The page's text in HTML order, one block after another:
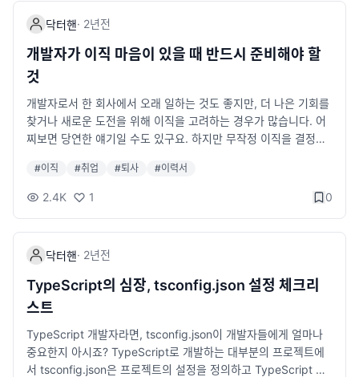
tron 버전(특히 v30 이하)에서 렌더링 성능 저하 및 UI 지연 현상
이 발생하고 있으며, 이는 내부 그래픽 API나 윈도우 컴포지팅 방
식의 변경과 관련이 있는 것으로 추정됩니다.🧩 해결 방법: Electr
on 패치 업데이트다행히도 문제를 해결할 수 있는 패치가 이미 El
ectron 측에서 배포되었습니다.즉, 앱 개발자가 Electron의 최신
버전(예: v31 이상)을 적용하여 다시 빌드하면 대부분의 성능 문제
가 해결됩니다.하지만 일반 사용자는 이 패치를 직접 적용할 수 없
습니다.각 앱의 개발자 또는 회사가 Electron 버전을 업데이트한
인하기현재 어떤 앱이 패치를 적용했는지, 어떤 앱이 여전히 느린
상태인지 정리된 사이트가 있습니다:👉 https://avarayr.github.i
o/shamelectron/이 사이트는 macOS 26 “Tahoe” 환경에서 Ele
“Fixed” 상태면 이미 해결된 앱, “Not fixed”면 아직 느려진 상태
로 남아 있는 앱을 의미합니다.💬 개발자 입장에서의 불편함저 역
시 개발자로서 현재 이 문제를 체감하고 있습니다.예를 들어 Curs
or, Postman, Dropbox 같은 주요 개발 툴이 Electron 기반으로
만들어져 있는데, 이들 대부분이 아직 패치가 적용되지 않아 실행
속도가 평소보다 느리고 UI 반응이 버벅이는 상황입니다.이는 단
순히 불편함을 넘어, 개발 생산성에도 영향을 주는 문제입니다.특
히 Cursor처럼 코드 편집이나 AI 통합 기능이 포함된 앱은 GPU
닥터핸· 2년전
개발자가 이직 마음이 있을 때 반드시 준비해야 할
것
개발자로서 한 회사에서 오래 일하는 것도 좋지만, 더 나은 기회를
찾거나 새로운 도전을 위해 이직을 고려하는 경우가 많습니다. 어
찌보면 당연한 얘기일 수도 있구요. 하지만 무작정 이직을 결정하
한 준비가 필요합니다. 몇 번의 이직 경험을 토대로 개발자가 이직
을 준비할 때 반드시 해야 할 것들을 정리해보겠습니다. 1. 이직의
인지, 더 좋은 기술 스택을 경험하고 싶은지, 업무 강도가 문제인지
등을 명확히 해야 합니다. 목적이 명확해야 올바른 방향으로 후회
없는 이직을 준비할 수 있습니다. 예를 들면, 현재 회사에서 어떤
점이 불만인가? 내가 원하는 회사 문화는 무엇인가? 연봉, 기술 스
택, 복지 중 가장 중요한 요소는 무엇인가? 이직 목적이 명확하지
않을 때 발생하는 문제점 지원하는 기업을 선정하는 기준이 애매
해져 불필요한 지원을 하게 됨 면접 과정에서 본인이 원하는 방향
을 명확히 전달하지 못해 평가가 낮아질 가능성이 있음 이직 후에
#이직 #취업 #퇴사 #이력서
2.4K 1 0
닥터핸· 2년전
TypeScript의 심장, tsconfig.json 설정 체크리
스트
TypeScript 개발자라면, tsconfig.json이 개발자들에게 얼마나
중요한지 아시죠? TypeScript로 개발하는 대부분의 프로젝트에
서 tsconfig.json은 프로젝트의 설정을 정의하고 TypeScript 컴